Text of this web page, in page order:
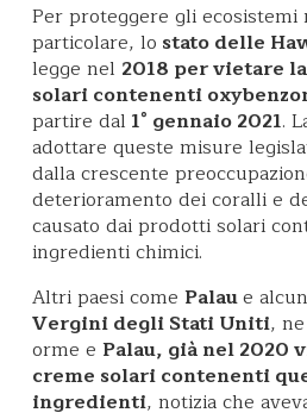
Per proteggere gli
particolare, lo stato delle
legge nel 2018 per vietare
solari contenenti
partire dal 1° gennaio 2021.
adottare queste misure
dalla crescente
deterioramento dei coralli e
causato dai prodotti solari
ingredienti chimici.
Altri paesi come Palaue
Vergini degli Stati Uniti,
orme e Palau, già nel 2020
creme solari contenenti
ingredienti, notizia che